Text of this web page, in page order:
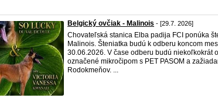
Belgický ovčiak - Malinois - [29.7. 2026]
Chovateľská stanica Elba padija FCI ponúka
Malinois. Šteniatka budú k odberu koncom
30.06.2026. V čase odberu budú niekoľkokrát
označené mikročipom s PET PASOM a
Rodokmeňov. ...